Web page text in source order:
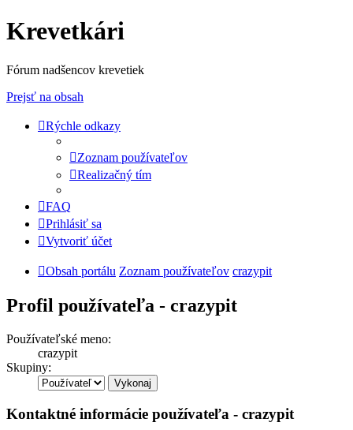
Krevetkári
Fórum nadšencov krevetiek
Prejsť na obsah
Rýchle odkazy
Zoznam používateľov
Realizačný tím
FAQ
Prihlásiť sa
Vytvoriť účet
Obsah portálu Zoznam používateľov crazypit
Profil používateľa - crazypit
Používateľské meno:
crazypit
Skupiny:
Kontaktné informácie používateľa - crazypit